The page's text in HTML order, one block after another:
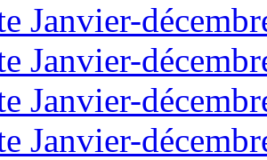
Janvier-
Janvier-
Janvier-
Janvier-